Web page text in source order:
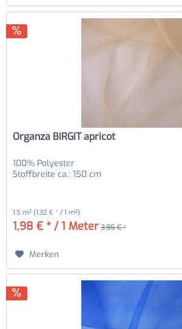
Organza BIRGIT apricot
100% Polyester
Stoffbreite ca.: 150 cm
1.5 m² (1,32 € * / 1 m²)
1,98 € * / 1 Meter 3,95 € *
Merken